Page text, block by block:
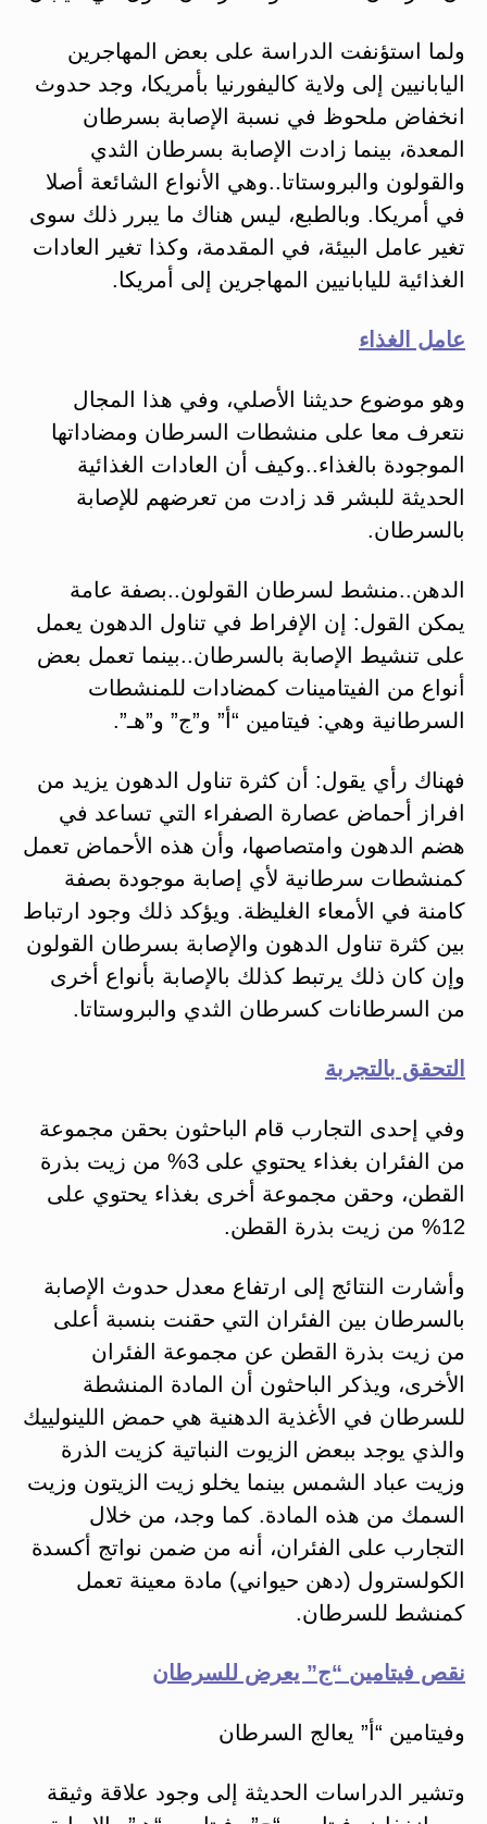
ولما استؤنفت الدراسة على بعض المهاجرين
اليابانيين إلى ولاية كاليفورنيا بأمريكا، وجد حدوث
انخفاض ملحوظ في نسبة الإصابة بسرطان
المعدة، بينما زادت الإصابة بسرطان الثدي
والقولون والبروستاتا..وهي الأنواع الشائعة أصلا
في أمريكا. وبالطبع، ليس هناك ما يبرر ذلك سوى
تغير عامل البيئة، في المقدمة، وكذا تغير العادات
الغذائية لليابانيين المهاجرين إلى أمريكا.
عامل الغذاء
وهو موضوع حديثنا الأصلي، وفي هذا المجال
نتعرف معا على منشطات السرطان ومضاداتها
الموجودة بالغذاء..وكيف أن العادات الغذائية
الحديثة للبشر قد زادت من تعرضهم للإصابة
بالسرطان.
الدهن..منشط لسرطان القولون..بصفة عامة
يمكن القول: إن الإفراط في تناول الدهون يعمل
على تنشيط الإصابة بالسرطان..بينما تعمل بعض
أنواع من الفيتامينات كمضادات للمنشطات
السرطانية وهي: فيتامين “أ” و”ج” و”هـ”.
فهناك رأي يقول: أن كثرة تناول الدهون يزيد من
افراز أحماض عصارة الصفراء التي تساعد في
هضم الدهون وامتصاصها، وأن هذه الأحماض تعمل
كمنشطات سرطانية لأي إصابة موجودة بصفة
كامنة في الأمعاء الغليظة. ويؤكد ذلك وجود ارتباط
بين كثرة تناول الدهون والإصابة بسرطان القولون
وإن كان ذلك يرتبط كذلك بالإصابة بأنواع أخرى
من السرطانات كسرطان الثدي والبروستاتا.
التحقق بالتجربة
وفي إحدى التجارب قام الباحثون بحقن مجموعة
من الفئران بغذاء يحتوي على 3% من زيت بذرة
القطن، وحقن مجموعة أخرى بغذاء يحتوي على
12% من زيت بذرة القطن.
وأشارت النتائج إلى ارتفاع معدل حدوث الإصابة
بالسرطان بين الفئران التي حقنت بنسبة أعلى
من زيت بذرة القطن عن مجموعة الفئران
الأخرى، ويذكر الباحثون أن المادة المنشطة
للسرطان في الأغذية الدهنية هي حمض اللينولييك
والذي يوجد ببعض الزيوت النباتية كزيت الذرة
وزيت عباد الشمس بينما يخلو زيت الزيتون وزيت
السمك من هذه المادة. كما وجد، من خلال
التجارب على الفئران، أنه من ضمن نواتج أكسدة
الكولسترول (دهن حيواني) مادة معينة تعمل
كمنشط للسرطان.
نقص فيتامين “ج” يعرض للسرطان
وفيتامين “أ” يعالج السرطان
وتشير الدراسات الحديثة إلى وجود علاقة وثيقة